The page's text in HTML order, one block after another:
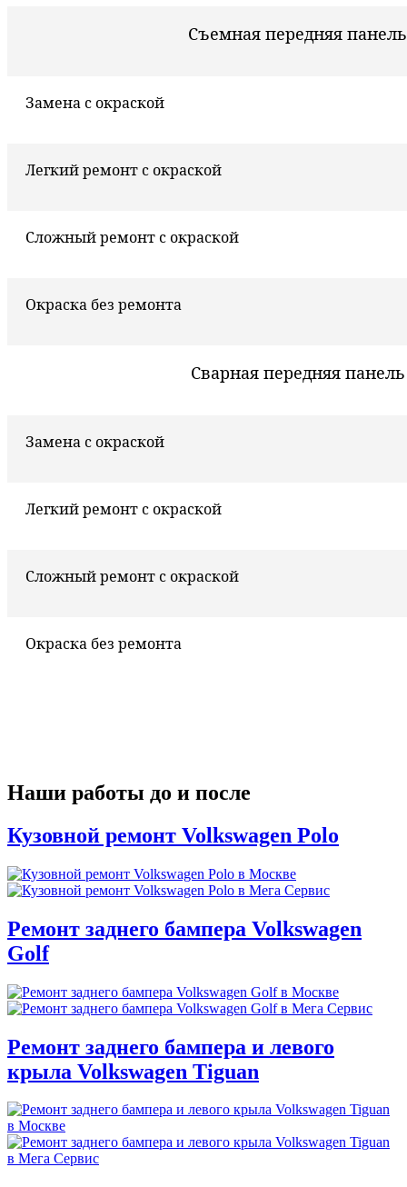
Съемная передняя панель
Замена с окраской
Легкий ремонт с окраской
Сложный ремонт с окраской
Окраска без ремонта
Сварная передняя панель
Замена с окраской
Легкий ремонт с окраской
Сложный ремонт с окраской
Окраска без ремонта
Наши работы до и после
Кузовной ремонт Volkswagen Polo
Ремонт заднего бампера Volkswagen
Golf
Ремонт заднего бампера и левого
крыла Volkswagen Tiguan